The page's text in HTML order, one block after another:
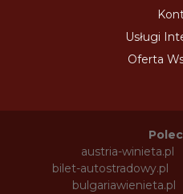
Usługi
Oferta
austria-winieta.pl
bilet-autostradowy.pl
bulgariawienieta.pl